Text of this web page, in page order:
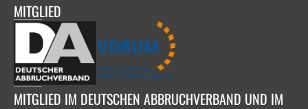
MITGLIED
MITGLIED IM DEUTSCHEN ABBRUCHVERBAND UND IM